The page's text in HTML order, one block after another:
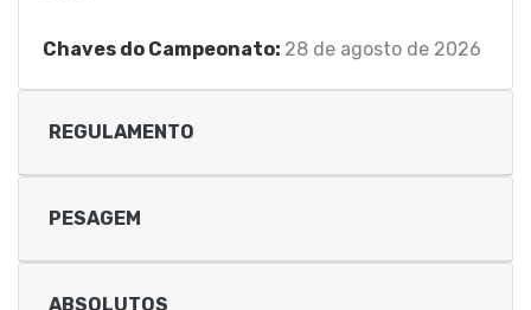
Chaves do Campeonato: 28 de agosto de 2026
REGULAMENTO
PESAGEM
ABSOLUTOS